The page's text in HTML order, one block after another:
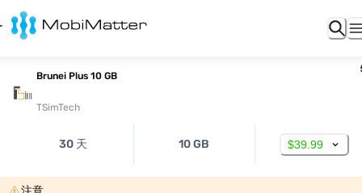
Brunei Plus 10 GB
TSimTech
30 天 10 GB $39.99